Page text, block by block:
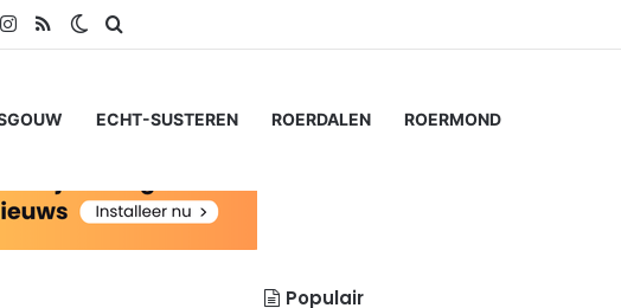
Instagram
RSSSwitch skin
ECHT-SUSTEREN ROERDALEN ROERMOND
Populair